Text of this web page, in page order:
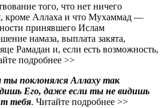
того, что нет ничего
кроме Аллаха и что Мухаммад —
принявшего Ислам
намаза, выплата закята,
Рамадан и, если есть возможность,
подробнее >>
поклонялся Аллаху так
Его, даже если ты не видишь
тебя. Читайте подробнее >>